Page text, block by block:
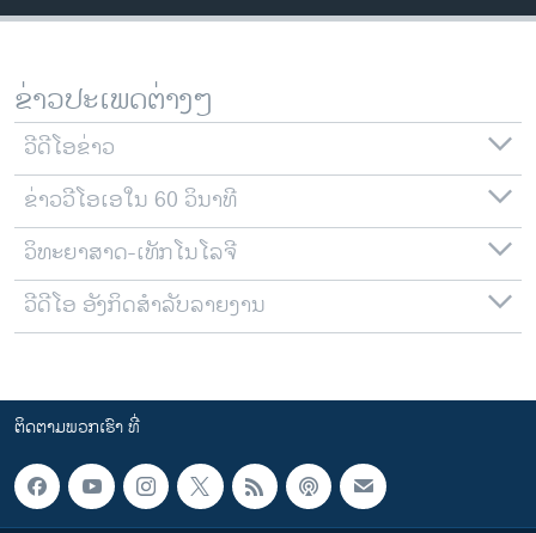
ຂ່າວປະເພດຕ່າງໆ
ວີດີໂອຂ່າວ
ຂ່າວວີໂອເອໃນ 60 ວິນາທີ
ວິທະຍາສາດ-ເທັກໂນໂລຈີ
ວີດີໂອ ອັງກິດສຳລັບລາຍງານ
ຕິດຕາມພວກເຮົາ ທີ່